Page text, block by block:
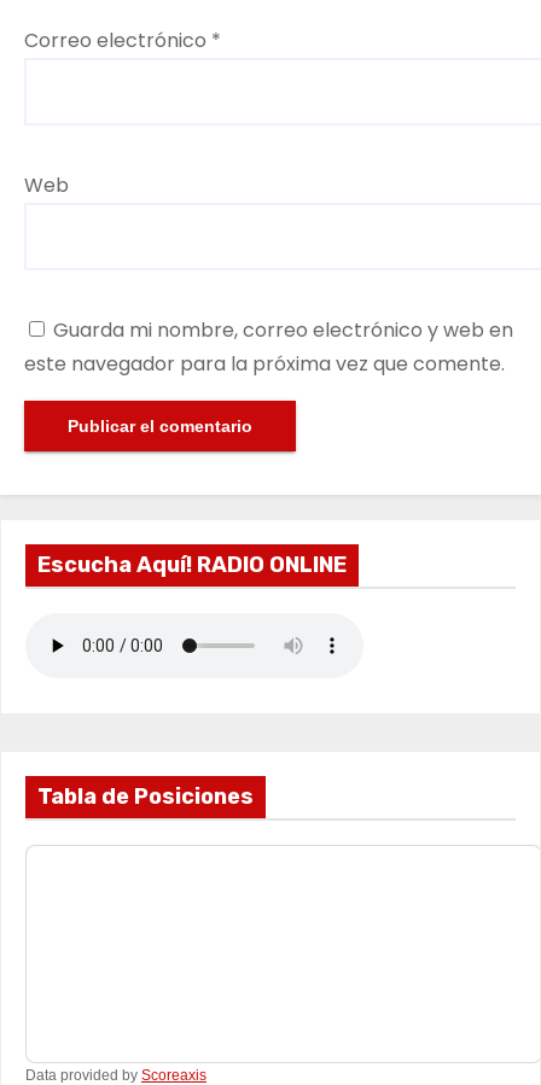
Correo electrónico *
Web
Guarda mi nombre, correo electrónico y web en
este navegador para la próxima vez que comente.
Escucha Aquí! RADIO ONLINE
Tabla de Posiciones
Data provided by Scoreaxis